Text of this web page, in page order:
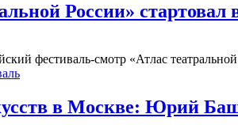
России» стартовал
фестиваль-смотр «Атлас
в Москве: Юрий